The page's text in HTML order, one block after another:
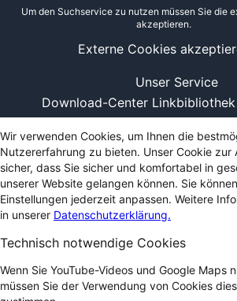
Unser Service
Download-Center Linkbibliothek
Um den Suchservice zu nutzen müssen Sie die
akzeptieren.
Externe Cookies
Wir verwenden Cookies, um Ihnen die
Nutzererfahrung zu bieten. Unser Cookie
sicher, dass Sie sicher und komfortabel in
unserer Website gelangen können. Sie
Einstellungen jederzeit anpassen. Weitere
in unserer Datenschutzerklärung.
Technisch notwendige Cookies
Wenn Sie YouTube-Videos und Google Maps
müssen Sie der Verwendung von Cookies